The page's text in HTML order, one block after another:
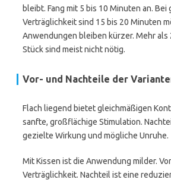
bleibt. Fang mit 5 bis 10 Minuten an. Bei
Verträglichkeit sind 15 bis 20 Minuten
Anwendungen bleiben kürzer. Mehr als
Stück sind meist nicht nötig.
Vor- und Nachteile der
Flach liegend bietet gleichmäßigen
sanfte, großflächige Stimulation.
gezielte Wirkung und mögliche Unruhe.
Mit Kissen ist die Anwendung milder.
Verträglichkeit. Nachteil ist eine